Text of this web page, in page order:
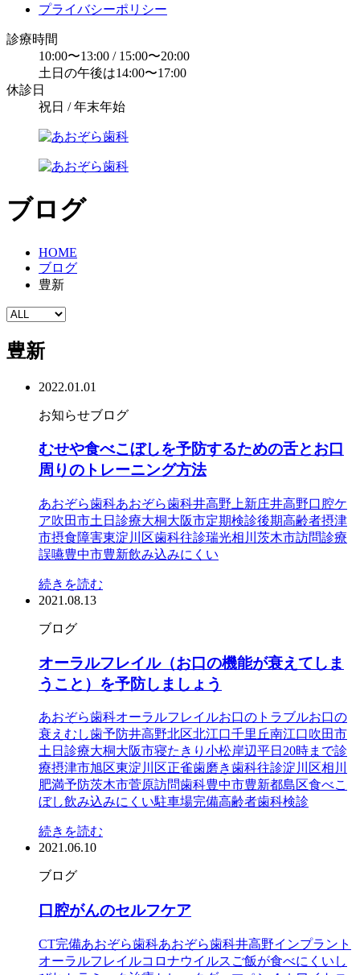
プライバシーポリシー
診療時間
10:00〜13:00 / 15:00〜20:00
土日の午後は14:00〜17:00
休診日
祝日 / 年末年始
ブログ
HOME
ブログ
豊新
豊新
2022.01.01
お知らせブログ
むせや食べこぼしを予防するための舌とお口
周りのトレーニング方法
あおぞら歯科あおぞら歯科井高野 上新庄井高野口腔ケ
ア吹田市土日診療大桐大阪市定期検診後期高齢者摂津
市摂食障害東淀川区歯科往診瑞光相川 茨木市訪問診療
誤嚥豊中市豊新飲み込みにくい
続きを読む
2021.08.13
ブログ
オーラルフレイル（お口の機能が衰えてしま
うこと）を予防しましょう
あおぞら歯科オーラルフレイルお口のトラブルお口の
衰え むし歯予防井高野北区北江口千里丘南江口吹田市
土日診療大桐大阪市寝たきり 小松岸辺平日20時まで診
療摂津市旭区東淀川区正雀歯磨き歯科往診淀川区相川
肥満予防茨木市菅原訪問歯科豊中市豊新都島区食べこ
ぼし飲み込みにくい駐車場完備高齢者歯科検診
続きを読む
2021.06.10
ブログ
口腔がんのセルフケア
CT完備あおぞら歯科あおぞら歯科井高野インプラント
オーラルフレイルコロナウイルス ご飯が食べにくい し